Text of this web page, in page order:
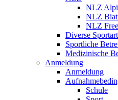
NLZ
NLZ
NLZ
Diverse
Sportliche
Medizinische
Anmeldung
Anmeldung
Schule